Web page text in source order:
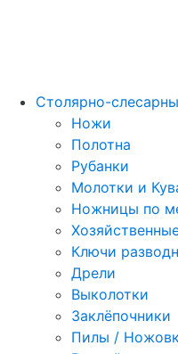
Столярно-
Ножи
Полотна
Рубанки
Молотки и
Ножницы по
Ключи
Дрели
Выколотки
Заклёпочники
Пилы /